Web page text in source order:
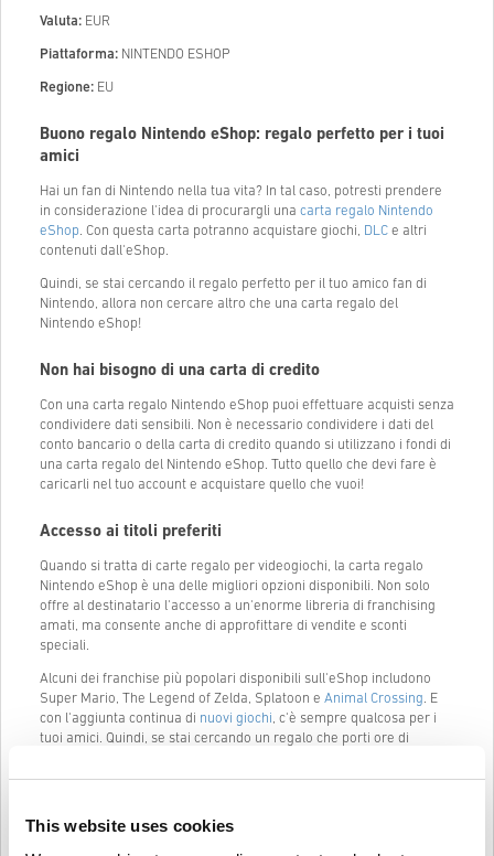
This website uses cookies
Valuta: EUR
Piattaforma: NINTENDO ESHOP
Regione: EU
Buono regalo Nintendo eShop: regalo perfetto per i tuoi
amici
Hai un fan di Nintendo nella tua vita? In tal caso, potresti prendere
in considerazione l'idea di procurargli una carta regalo Nintendo
eShop. Con questa carta potranno acquistare giochi, DLC e altri
contenuti dall'eShop.
Quindi, se stai cercando il regalo perfetto per il tuo amico fan di
Nintendo, allora non cercare altro che una carta regalo del
Nintendo eShop!
Non hai bisogno di una carta di credito
Con una carta regalo Nintendo eShop puoi effettuare acquisti senza
condividere dati sensibili. Non è necessario condividere i dati del
conto bancario o della carta di credito quando si utilizzano i fondi di
una carta regalo del Nintendo eShop. Tutto quello che devi fare è
caricarli nel tuo account e acquistare quello che vuoi!
Accesso ai titoli preferiti
Quando si tratta di carte regalo per videogiochi, la carta regalo
Nintendo eShop è una delle migliori opzioni disponibili. Non solo
offre al destinatario l'accesso a un'enorme libreria di franchising
amati, ma consente anche di approfittare di vendite e sconti
speciali.
Alcuni dei franchise più popolari disponibili sull'eShop includono
Super Mario, The Legend of Zelda, Splatoon e Animal Crossing. E
con l'aggiunta continua di nuovi giochi, c'è sempre qualcosa per i
tuoi amici. Quindi, se stai cercando un regalo che porti ore di
scelta perfetta.
Acquista una carta regalo Nintendo eShop su